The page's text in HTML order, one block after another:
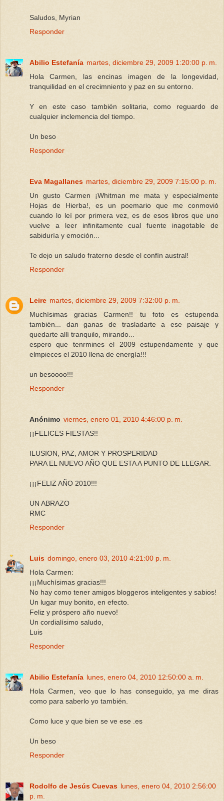
Saludos, Myrian
Responder
Abilio Estefanía martes, diciembre 29, 2009 1:20:00 p. m.
Hola Carmen, las encinas imagen de la longevidad,
tranquilidad en el crecimniento y paz en su entorno.
Y en este caso también solitaria, como reguardo de
cualquier inclemencia del tiempo.
Un beso
Responder
Eva Magallanes martes, diciembre 29, 2009 7:15:00 p. m.
Un gusto Carmen ¡Whitman me mata y especialmente
Hojas de Hierba!, es un poemario que me conmovió
cuando lo leí por primera vez, es de esos libros que uno
vuelve a leer infinitamente cual fuente inagotable de
sabiduría y emoción...
Te dejo un saludo fraterno desde el confín austral!
Responder
Leire martes, diciembre 29, 2009 7:32:00 p. m.
Muchísimas gracias Carmen!! tu foto es estupenda
también... dan ganas de trasladarte a ese paisaje y
quedarte allí tranquilo, mirando...
espero que tenrmines el 2009 estupendamente y que
elmpieces el 2010 llena de energía!!!
un besoooo!!!
Responder
Anónimo viernes, enero 01, 2010 4:46:00 p. m.
¡¡FELICES FIESTAS!!
ILUSION, PAZ, AMOR Y PROSPERIDAD
PARA EL NUEVO AÑO QUE ESTA A PUNTO DE LLEGAR.
¡¡¡FELIZ AÑO 2010!!!
UN ABRAZO
RMC
Responder
Luis domingo, enero 03, 2010 4:21:00 p. m.
Hola Carmen:
¡¡¡Muchísimas gracias!!!
No hay como tener amigos bloggeros inteligentes y sabios!
Un lugar muy bonito, en efecto.
Feliz y próspero año nuevo!
Un cordialísimo saludo,
Luis
Responder
Abilio Estefanía lunes, enero 04, 2010 12:50:00 a. m.
Hola Carmen, veo que lo has conseguido, ya me diras
como para saberlo yo también.
Como luce y que bien se ve ese .es
Un beso
Responder
Rodolfo de Jesús Cuevas lunes, enero 04, 2010 2:56:00
p. m.